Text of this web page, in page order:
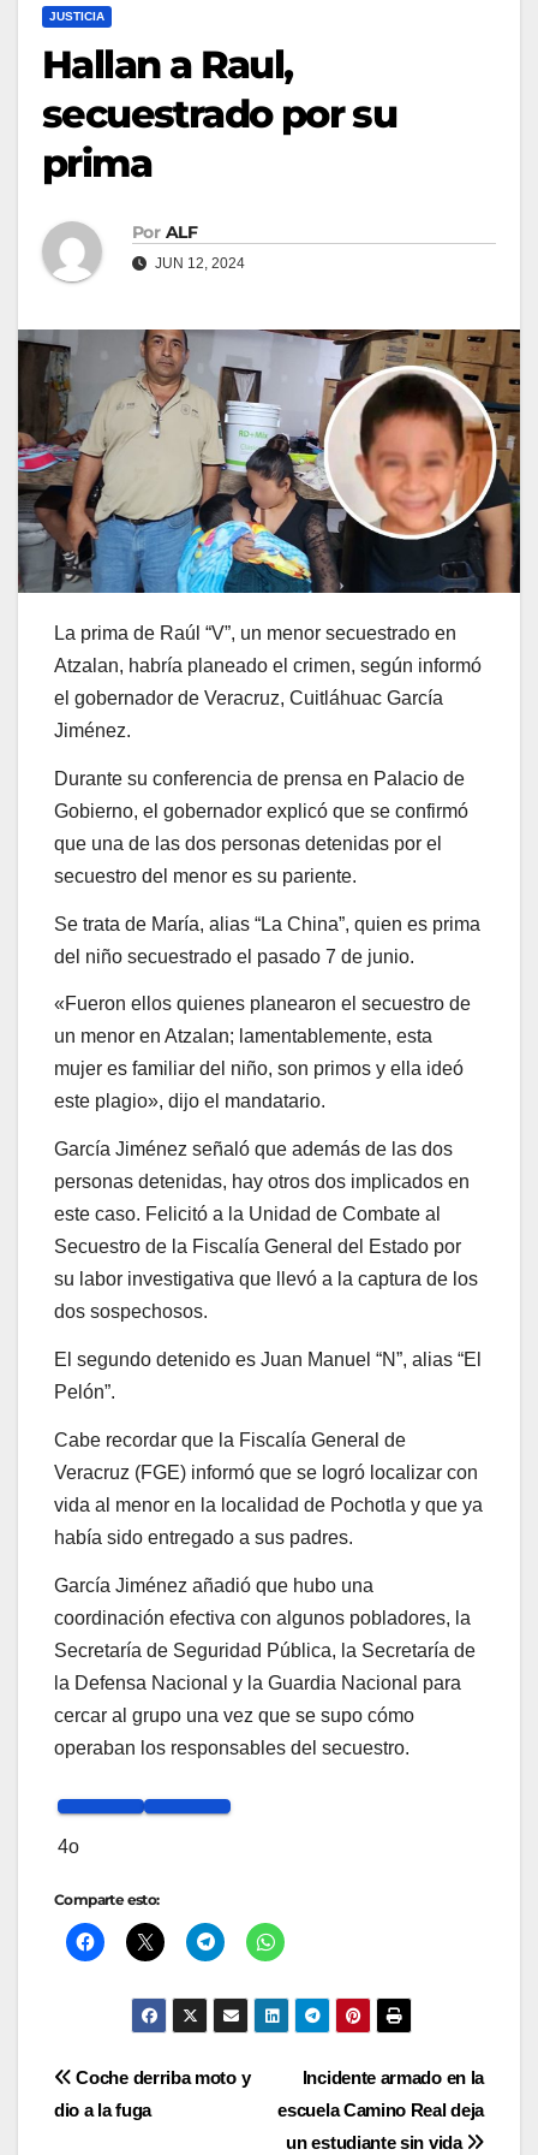
JUSTICIA
Hallan a Raul,
secuestrado por su
prima
Por ALF
JUN 12, 2024
La prima de Raúl “V”, un menor secuestrado en
Atzalan, habría planeado el crimen, según informó
el gobernador de Veracruz, Cuitláhuac García
Jiménez.
Durante su conferencia de prensa en Palacio de
Gobierno, el gobernador explicó que se confirmó
que una de las dos personas detenidas por el
secuestro del menor es su pariente.
Se trata de María, alias “La China”, quien es prima
del niño secuestrado el pasado 7 de junio.
«Fueron ellos quienes planearon el secuestro de
un menor en Atzalan; lamentablemente, esta
mujer es familiar del niño, son primos y ella ideó
este plagio», dijo el mandatario.
García Jiménez señaló que además de las dos
personas detenidas, hay otros dos implicados en
este caso. Felicitó a la Unidad de Combate al
Secuestro de la Fiscalía General del Estado por
su labor investigativa que llevó a la captura de los
dos sospechosos.
El segundo detenido es Juan Manuel “N”, alias “El
Pelón”.
Cabe recordar que la Fiscalía General de
Veracruz (FGE) informó que se logró localizar con
vida al menor en la localidad de Pochotla y que ya
había sido entregado a sus padres.
García Jiménez añadió que hubo una
coordinación efectiva con algunos pobladores, la
Secretaría de Seguridad Pública, la Secretaría de
la Defensa Nacional y la Guardia Nacional para
cercar al grupo una vez que se supo cómo
operaban los responsables del secuestro.
4o
Comparte esto:
Navegación
Incidente armado en la
escuela Camino Real deja
un estudiante sin vida
Coche derriba moto y
dio a la fuga